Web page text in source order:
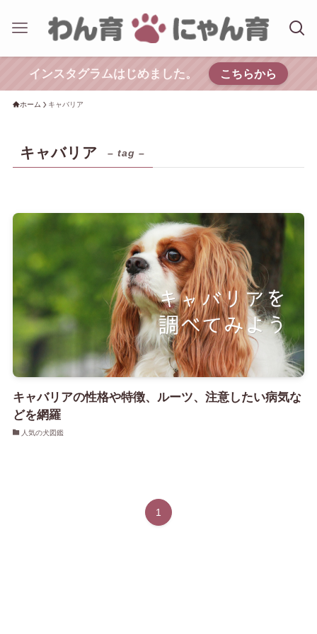
インスタグラムはじめました。 こちらから
ホーム キャバリア
キャバリア – tag –
キャバリアの性格や特徴、ルーツ、注意したい病気な
どを網羅
人気の犬図鑑
1